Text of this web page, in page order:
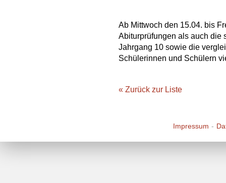
Ab Mittwoch den 15.04. bis
Abiturprüfungen als auch die
Jahrgang 10 sowie die
Schülerinnen und Schülern
« Zurück zur Liste
Impressum